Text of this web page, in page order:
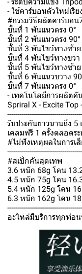
- ใช้คาร์บอนตัวใหม่เรี
#กรรมวิธีผลิตคาร์บอน
ชั้นที่ 1 พันแนวตรง 0°
ชั้นที่ 2 พันแนวตรง 90°
ชั้นที่ 3 พันไขว้ทางซ้าย
ชั้นที่ 4 พันไขว้ทางขวา
ชั้นที่ 5 พันไขว้ทางซ้าย
ชั้นที่ 6 พันแนวขวาง
ชั้นที่ 7 พันแนวตรง 0°
- เทคโนโลยีการผลิตคั
Spriral X - Excite Top
รับประกันยาวนานถึง 5
เคลมฟรี 1 ครั้งตลอดระ
#ไม่ฟังเหตุผลในการ
#สเป็กคันสุดเทพ
3.6 หนัก 68g โคน
4.5 หนัก 75g โคน
5.4 หนัก 125g โคน
6.3 หนัก 162g โคน
อะไหล่มีบริการทุกท่อ